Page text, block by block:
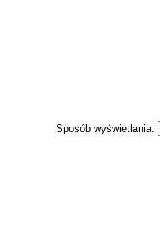
Sposób wyświetlania: